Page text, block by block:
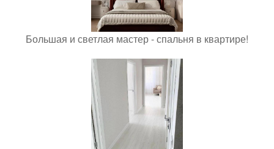
Большая и светлая мастер - спальня в квартире!